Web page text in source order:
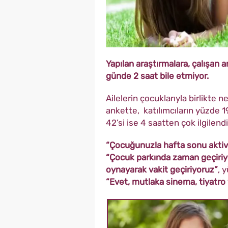
Yapılan araştırmalara,
günde 2 saat bile etmiyor.
Ailelerin çocuklarıyla birlikte
ankette, katılımcıların yüzde
42’si ise 4 saatten çok
“Çocuğunuzla hafta sonu
“Çocuk parkında zaman
oynayarak vakit geçiriyoruz”,
“Evet, mutlaka sinema,